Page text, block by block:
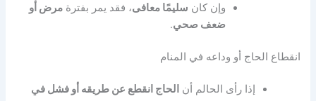
وإن كان سليمًا معافى، فقد يمر بفترةمرض أو
ضعف صحي.
انقطاع الحاج أو وداعه في المنام
إذا رأى الحالم أن الحاج انقطع عن طريقه أو فشل في